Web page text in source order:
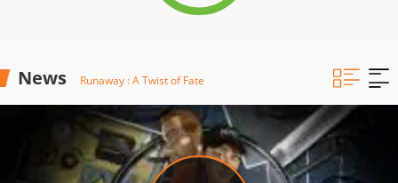
News Runaway : A Twist of Fate